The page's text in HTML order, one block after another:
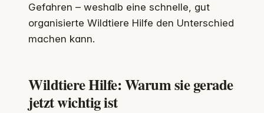
Gefahren – weshalb eine schnelle, gut
organisierte Wildtiere Hilfe den Unterschied
machen kann.
Wildtiere Hilfe: Warum sie gerade
jetzt wichtig ist